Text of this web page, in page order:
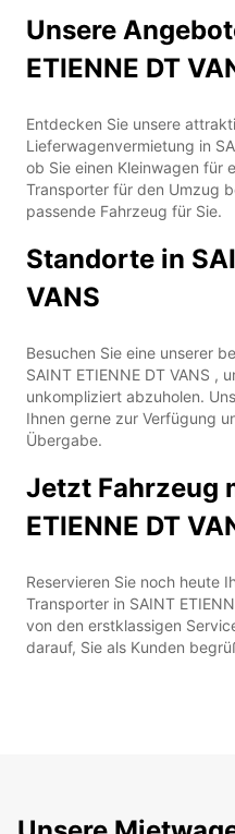
Unsere
ETIENNE DT
Entdecken Sie unsere
Lieferwagenvermietung in
ob Sie einen Kleinwagen für
Transporter für den Umzug
passende Fahrzeug für Sie.
Standorte in
VANS
Besuchen Sie eine unserer
SAINT ETIENNE DT VANS ,
unkompliziert abzuholen.
Ihnen gerne zur Verfügung
Übergabe.
Jetzt Fahrzeug
ETIENNE DT
Reservieren Sie noch heute
Transporter in SAINT
von den erstklassigen
darauf, Sie als Kunden